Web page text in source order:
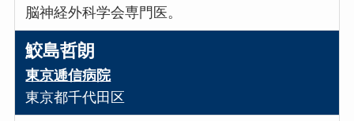
脳神経外科学会専門医。
鮫島哲朗
東京逓信病院
東京都千代田区